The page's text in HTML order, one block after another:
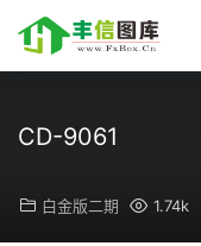
CD-9061
白金版二期 1.74k